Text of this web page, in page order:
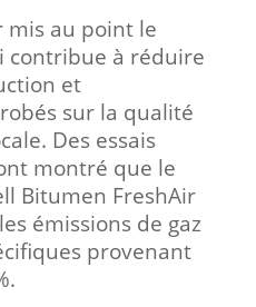
mis au point le
à réduire
et
sur la qualité
Des essais
montré que le
Bitumen FreshAir
émissions de gaz
provenant